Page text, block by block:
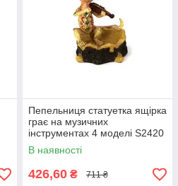
Пепельниця статуетка ящірка
грає на музичних
інструментах 4 моделі S2420
В наявності
426,60 ₴ 711 ₴